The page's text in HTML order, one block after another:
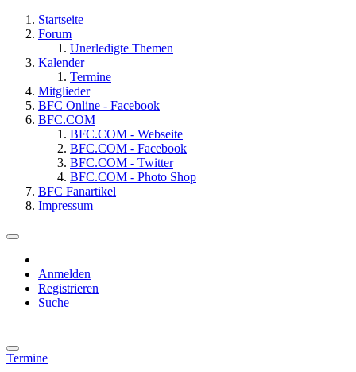
Startseite
Forum
Unerledigte Themen
Kalender
Termine
Mitglieder
BFC Online - Facebook
BFC.COM
BFC.COM - Webseite
BFC.COM - Facebook
BFC.COM - Twitter
BFC.COM - Photo Shop
BFC Fanartikel
Impressum
Anmelden
Registrieren
Suche
Termine